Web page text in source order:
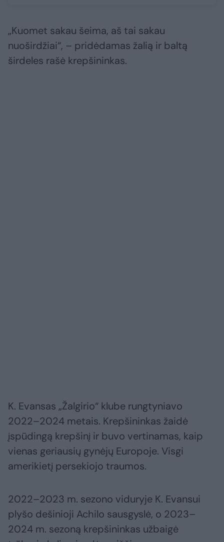
„Kuomet sakau šeima, aš tai sakau
nuoširdžiai“, – pridėdamas žalią ir baltą
širdeles rašė krepšininkas.
K. Evansas „Žalgirio“ klube rungtyniavo
2022–2024 metais. Krepšininkas žaidė
įspūdingą krepšinį ir buvo vertinamas, kaip
vienas geriausių gynėjų Europoje. Visgi
amerikietį persekiojo traumos.
2022–2023 m. sezono viduryje K. Evansui
plyšo dešinioji Achilo sausgyslė, o 2023–
2024 m. sezoną krepšininkas užbaigė